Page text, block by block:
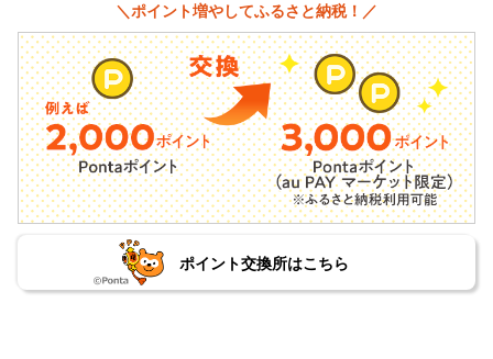
＼ポイント増やしてふるさと納税！／
ポイント交換所はこちら